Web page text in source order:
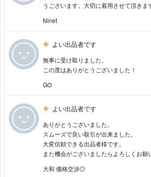
うございます。大切に着用させて頂きま
Ninet
よい出品者です
無事に受け取りました。
この度はありがとうございました！
GO
よい出品者です
ありがとうございました。
スムーズで良い取引が出来ました。
大変信頼できる出品者様です。
また機会がございましたらよろしくお願
大和 価格交渉◎